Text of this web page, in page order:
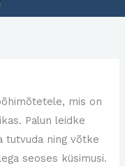
mis on
Palun leidke
tutvuda ning võtke
seoses küsimusi.